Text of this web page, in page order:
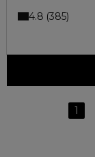
4.8 385
1